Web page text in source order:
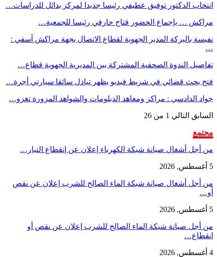
انتخاب الدكتور توفيق عطيفي رئيسا جديدا لمركز بدائل للدراسات…
مراكش … بإجماع الحضور فتاح حارفي رئيسا للجمعية…
نفيسة بالبركة المدير الجهوية لقطاع الاتصال بجهة مراكش آسفي :
…
تفاصيل الندوة الصحفية المشتركة بين المديرية الجهوية قطاع…
فتح بحث قضائي في شريط فيديو يظهر تبادل سائقا سيارتي أجرة…
جواد الدادسي : مراكز ومعاهد الدبلومات والشواهد المزورة تغزو…
السابق التالي 1 من 26
مجتمع
من أجل أشغال صيانة شبكة الكهرباء إعلان عن إنقطاع التيار…
5 أغسطس, 2026
من أجل أشغال صيانة شبكة الماء الصالح للشرب إعلان عن نقص
أو…
5 أغسطس, 2026
من أجل صيانة شبكة الماء الصالح للشرب إعلان عن نقص أو
انقطاع…
4 أغسطس, 2026